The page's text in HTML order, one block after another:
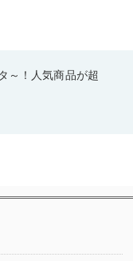
～！人気商品が超